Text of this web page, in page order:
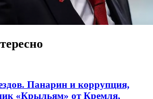
Панарин и коррупция,
«Крыльям» от Кремля,